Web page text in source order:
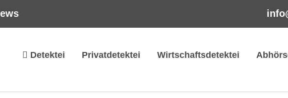
Detektei Privatdetektei Wirtschaftsdetektei